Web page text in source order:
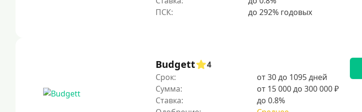
Budgett
4
Срок:
от 30 до 1095 дней
Сумма:
от 15 000 до 300 000 ₽
Ставка:
до 0.8%